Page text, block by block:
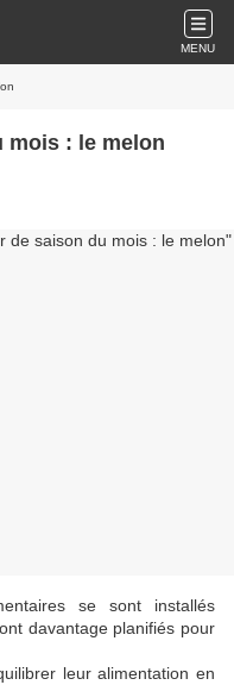
MENU
mois : le melon
se sont installés
davantage planifiés pour
leur alimentation en